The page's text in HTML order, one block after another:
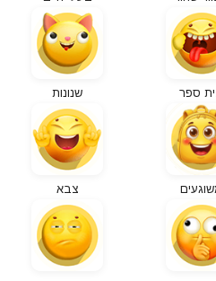
ספר שנונות
צבא